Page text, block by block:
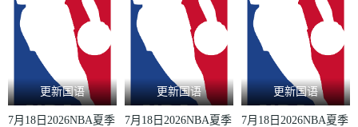
更新国语
7月18日2026NBA夏季
更新国语
7月18日2026NBA夏季
更新国语
7月18日2026NBA夏季